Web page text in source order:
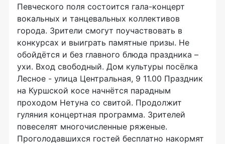
Певческого поля состоится гала-концерт
вокальных и танцевальных коллективов
города. Зрители смогут поучаствовать в
конкурсах и выиграть памятные призы. Не
обойдётся и без главного блюда праздника –
ухи. Вход свободный. Дом культуры посёлка
Лесное - улица Центральная, 9 11.00 Праздник
на Куршской косе начнётся парадным
проходом Нетуна со свитой. Продолжит
гуляния концертная программа. Зрителей
повеселят многочисленные ряженые.
Проголодавшихся гостей бесплатно накормят